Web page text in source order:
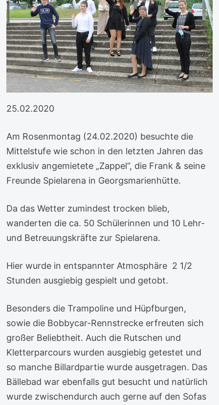
25.02.2020
Am Rosenmontag (24.02.2020) besuchte die
Mittelstufe wie schon in den letzten Jahren das
exklusiv angemietete „Zappel“, die Frank & seine
Freunde Spielarena in Georgsmarienhütte.
Da das Wetter zumindest trocken blieb,
wanderten die ca. 50 Schülerinnen und 10 Lehr-
und Betreuungskräfte zur Spielarena.
Hier wurde in entspannter Atmosphäre 2 1/2
Stunden ausgiebig gespielt und getobt.
Besonders die Trampoline und Hüpfburgen,
sowie die Bobbycar-Rennstrecke erfreuten sich
großer Beliebtheit. Auch die Rutschen und
Kletterparcours wurden ausgiebig getestet und
so manche Billardpartie wurde ausgetragen. Das
Bällebad war ebenfalls gut besucht und natürlich
wurde zwischendurch auch gerne auf den Sofas